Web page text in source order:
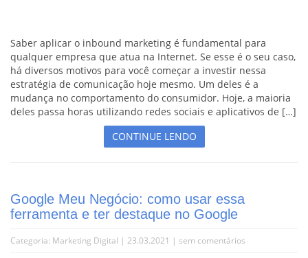
Saber aplicar o inbound marketing é fundamental para
qualquer empresa que atua na Internet. Se esse é o seu caso,
há diversos motivos para você começar a investir nessa
estratégia de comunicação hoje mesmo. Um deles é a
mudança no comportamento do consumidor. Hoje, a maioria
deles passa horas utilizando redes sociais e aplicativos de […]
CONTINUE LENDO
Google Meu Negócio: como usar essa
ferramenta e ter destaque no Google
Categoria: Marketing Digital | 23.03.2021 | sem comentários